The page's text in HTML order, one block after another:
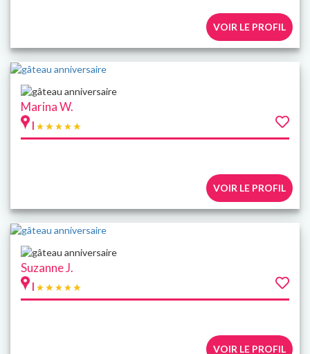
VOIR LE PROFIL
Marina W.
|
VOIR LE PROFIL
Suzanne J.
|
VOIR LE PROFIL